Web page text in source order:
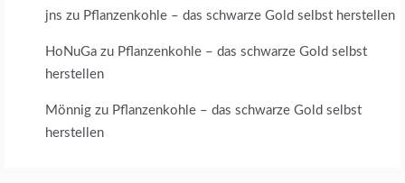
jns zu Pflanzenkohle – das schwarze Gold selbst herstellen
HoNuGa zu Pflanzenkohle – das schwarze Gold selbst
herstellen
Mönnig zu Pflanzenkohle – das schwarze Gold selbst
herstellen